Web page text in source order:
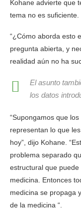
Kohane advierte que
tema no es suficiente.
“¿Cómo aborda esto
pregunta abierta, y
realidad aún no ha
El asunto
los datos
“Supongamos que
representan lo que
hoy”, dijo Kohane.
problema separado
estructural que
medicina. Entonces
medicina se propaga
de la medicina “.